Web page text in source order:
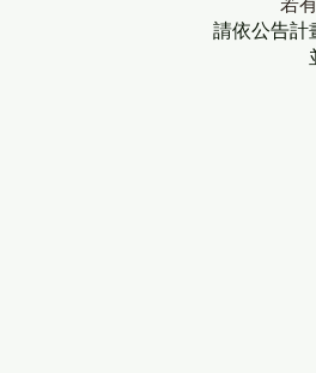
請依公告計